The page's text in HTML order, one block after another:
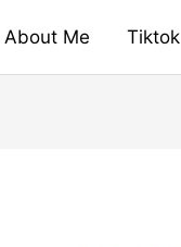
About Me Tiktok